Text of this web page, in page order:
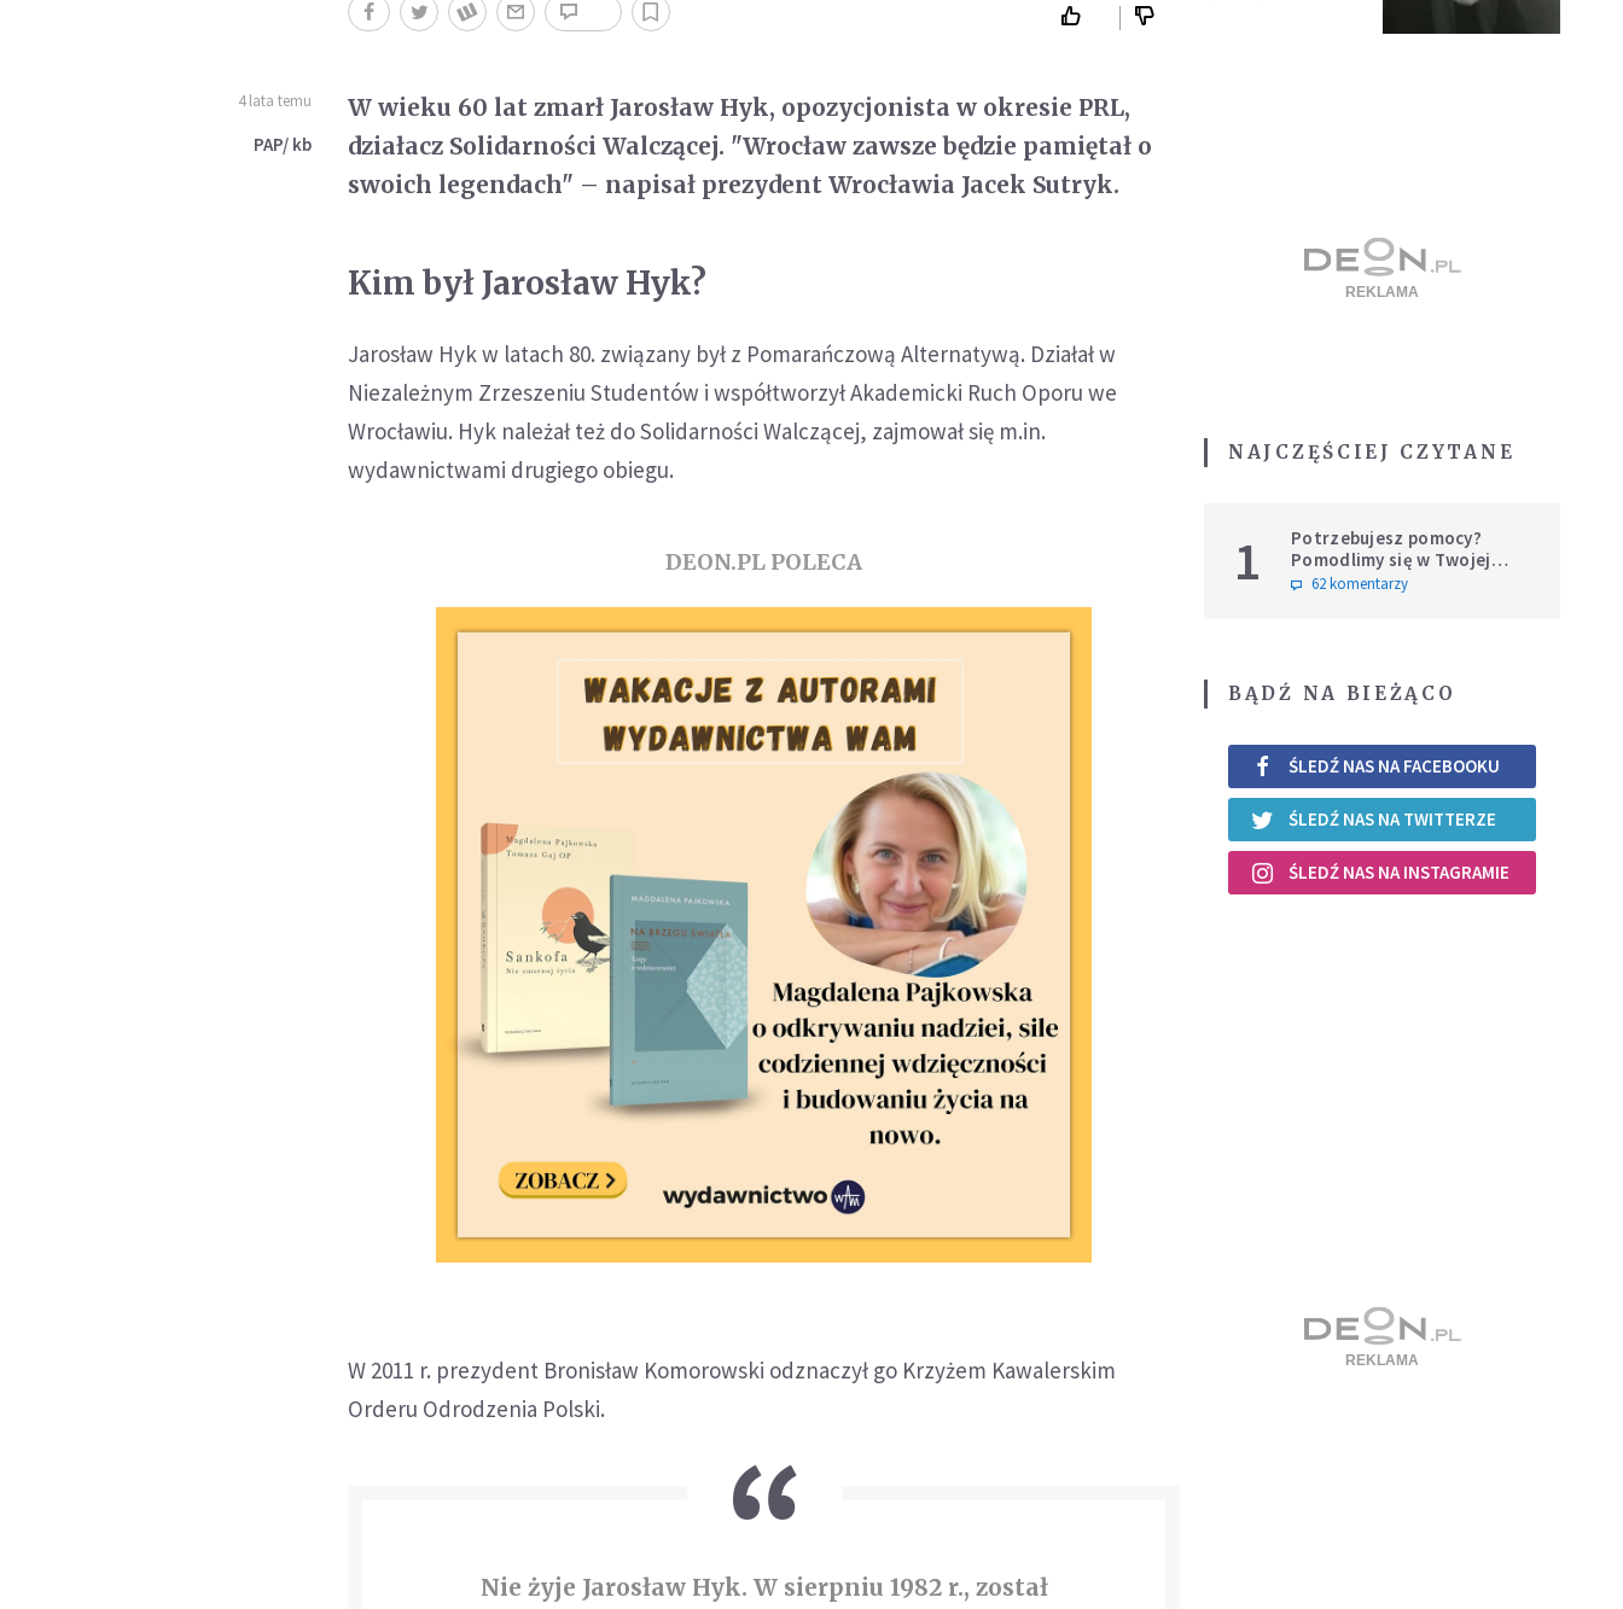
4 lata temu
PAP/ kb
W wieku 60 lat zmarł Jarosław Hyk, opozycjonista w okresie PRL,
działacz Solidarności Walczącej. "Wrocław zawsze będzie pamiętał o
swoich legendach" – napisał prezydent Wrocławia Jacek Sutryk.
Kim był Jarosław Hyk?
Jarosław Hyk w latach 80. związany był z Pomarańczową Alternatywą. Działał w
Niezależnym Zrzeszeniu Studentów i współtworzył Akademicki Ruch Oporu we
Wrocławiu. Hyk należał też do Solidarności Walczącej, zajmował się m.in.
wydawnictwami drugiego obiegu.
DEON.PL POLECA
W 2011 r. prezydent Bronisław Komorowski odznaczył go Krzyżem Kawalerskim
Orderu Odrodzenia Polski.
Nie żyje Jarosław Hyk. W sierpniu 1982 r., został
NAJCZĘŚCIEJ CZYTANE
1
Potrzebujesz pomocy?
Pomodlimy się w Twojej
intencji
62 komentarzy
BĄDŹ NA BIEŻĄCO
ŚLEDŹ NAS NA FACEBOOKU
ŚLEDŹ NAS NA TWITTERZE
ŚLEDŹ NAS NA INSTAGRAMIE